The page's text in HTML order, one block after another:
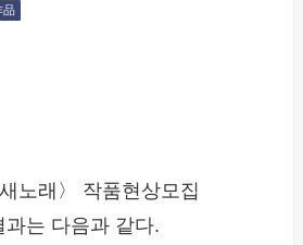
品
노래〉 작품현상모집
과는 다음과 같다.